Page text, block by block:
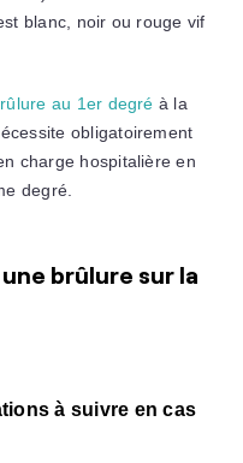
blanc, noir ou rouge vif
au 1er degré à la
obligatoirement
charge hospitalière en
degré.
brûlure sur la
à suivre en cas